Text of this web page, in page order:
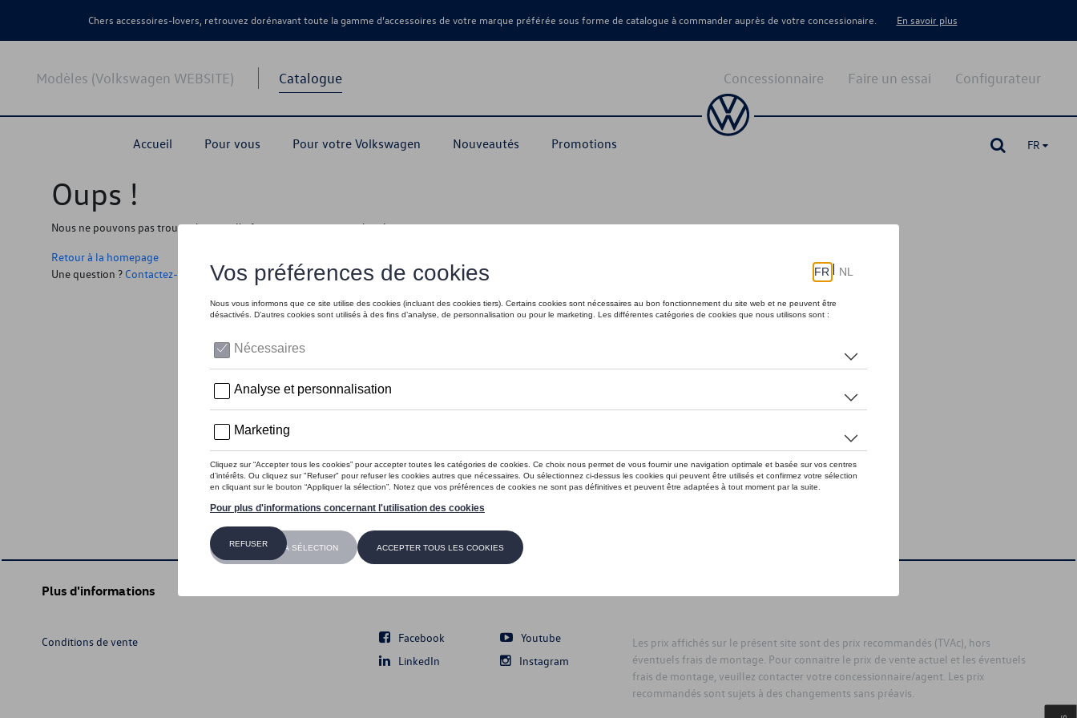
Chers accessoires-lovers, retrouvez dorénavant toute la gamme d’accessoires de votre marque préférée sous forme de catalogue à commander auprès de votre concessionaire. En savoir plus
Modèles (Volkswagen WEBSITE) Catalogue
Accueil Pour vous Pour votre Volkswagen Nouveautés Promotions
Configurateur
Faire un essai
Concessionnaire
FR
Oups !
Nous ne pouvons pas trouver la page, l'information que vous recherchez
Retour à la homepage
Une question ? Contactez-nous
Plus d'informations
Conditions de vente Facebook
Youtube
LinkedIn
Instagram
Les prix affichés sur le présent site sont des prix recommandés (TVAc), hors
éventuels frais de montage. Pour connaitre le prix de vente actuel et les éventuels
frais de montage, veuillez contacter votre concessionnaire/agent. Les prix
recommandés sont sujets à des changements sans préavis.